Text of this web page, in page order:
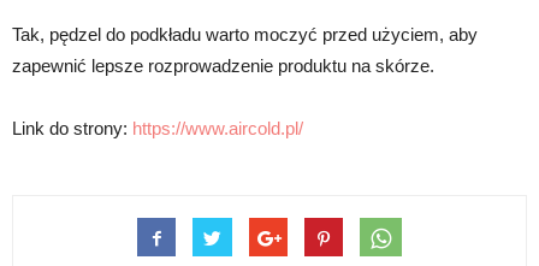
Tak, pędzel do podkładu warto moczyć przed użyciem, aby
zapewnić lepsze rozprowadzenie produktu na skórze.
Link do strony: https://www.aircold.pl/